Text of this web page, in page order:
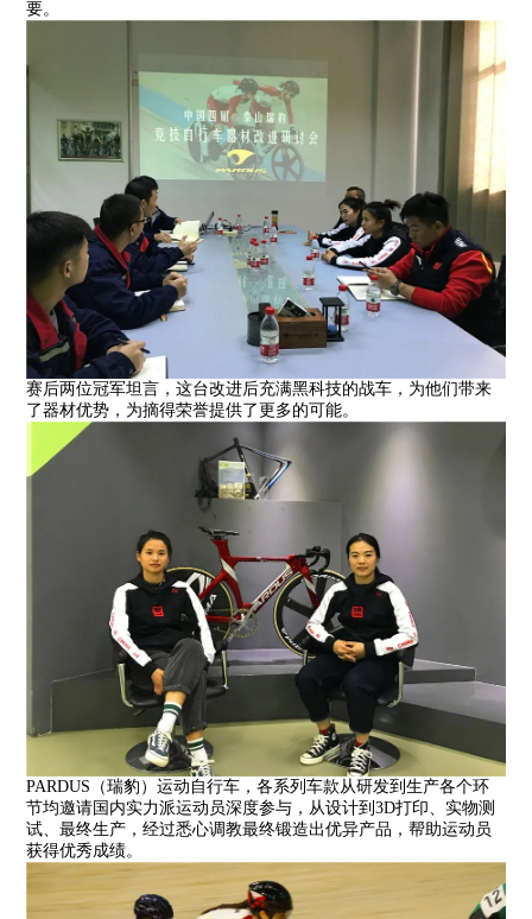
要。
赛后两位冠军坦言，这台改进后充满黑科技的战车，为他们带来
了器材优势，为摘得荣誉提供了更多的可能。
PARDUS（瑞豹）运动自行车，各系列车款从研发到生产各个环
节均邀请国内实力派运动员深度参与，从设计到3D打印、实物测
试、最终生产，经过悉心调教最终锻造出优异产品，帮助运动员
获得优秀成绩。